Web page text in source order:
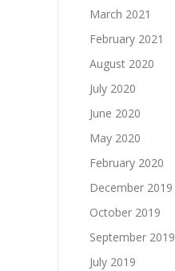
March 2021
February 2021
August 2020
July 2020
June 2020
May 2020
February 2020
December 2019
October 2019
September 2019
July 2019